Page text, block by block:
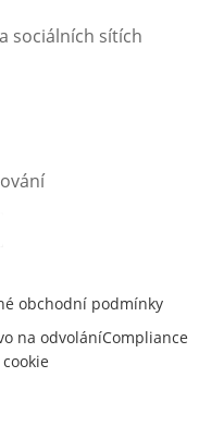
sociálních sítích
okně
obchodní podmínky
na odvoláníCompliance